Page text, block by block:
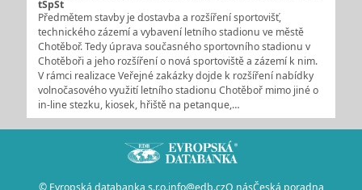
tSpSt
Předmětem stavby je dostavba a rozšíření sportovišť,
technického zázemí a vybavení letního stadionu ve městě
Chotěboř. Tedy úprava současného sportovního stadionu v
Chotěboři a jeho rozšíření o nová sportoviště a zázemí k nim.
V rámci realizace Veřejné zakázky dojde k rozšíření nabídky
volnočasového využití letního stadionu Chotěboř mimo jiné o
in-line stezku, kiosek, hřiště na petanque,…
© Evropská databanka s.r.o.info@edb.czO násČeská poradna